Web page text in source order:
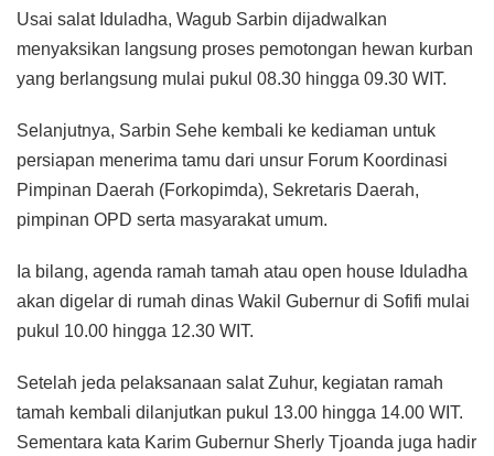
Usai salat Iduladha, Wagub Sarbin dijadwalkan
menyaksikan langsung proses pemotongan hewan kurban
yang berlangsung mulai pukul 08.30 hingga 09.30 WIT.
Selanjutnya, Sarbin Sehe kembali ke kediaman untuk
persiapan menerima tamu dari unsur Forum Koordinasi
Pimpinan Daerah (Forkopimda), Sekretaris Daerah,
pimpinan OPD serta masyarakat umum.
Ia bilang, agenda ramah tamah atau open house Iduladha
akan digelar di rumah dinas Wakil Gubernur di Sofifi mulai
pukul 10.00 hingga 12.30 WIT.
Setelah jeda pelaksanaan salat Zuhur, kegiatan ramah
tamah kembali dilanjutkan pukul 13.00 hingga 14.00 WIT.
Sementara kata Karim Gubernur Sherly Tjoanda juga hadir